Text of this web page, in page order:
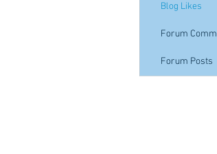
Blog Likes
Forum
Forum Posts